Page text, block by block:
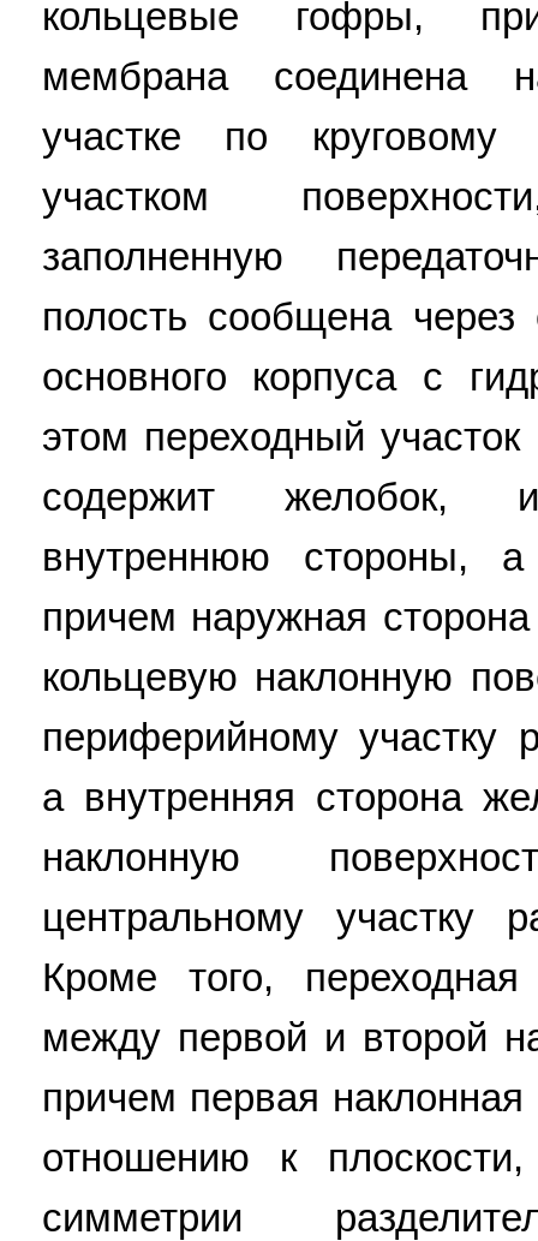
кольцевые гофры,
мембрана соединена
участке по
участком
заполненную
полость сообщена через
основного корпуса с
этом переходный
содержит
внутреннюю стороны,
причем наружная
кольцевую наклонную
периферийному участку
а внутренняя сторона
наклонную
центральному участку
Кроме того,
между первой и второй
причем первая
отношению к
симметрии